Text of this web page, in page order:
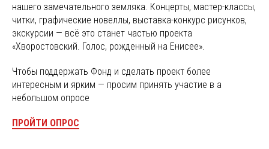
нашего замечательного земляка. Концерты, мастер-классы,
читки, графические новеллы, выставка-конкурс рисунков,
экскурсии — всё это станет частью проекта
«Хворостовский. Голос, рожденный на Енисее».
Чтобы поддержать Фонд и сделать проект более
интересным и ярким — просим принять участие в а
небольшом опросе
ПРОЙТИ ОПРОС